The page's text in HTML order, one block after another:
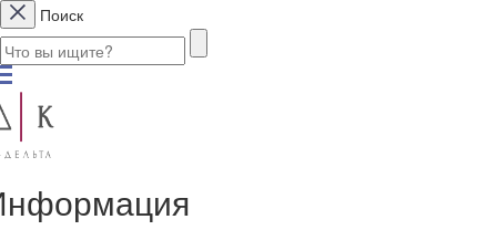
Поиск